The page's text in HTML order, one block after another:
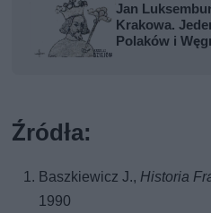
Jan
Krakowa.
Polaków i
Źródła:
Baszkiewicz J.,Historia
1990